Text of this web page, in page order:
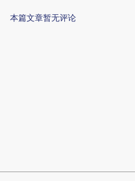
本篇文章暂无评论